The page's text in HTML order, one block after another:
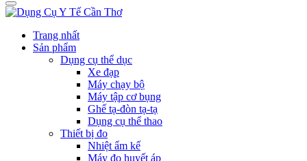
Trang nhất
Sản phẩm
Dụng cụ thể dục
Xe đạp
Máy chạy bộ
Máy tập cơ bụng
Ghế tạ-đòn tạ-tạ
Dụng cụ thể thao
Thiết bị đo
Nhiệt ẩm kế
Máy đo huyết áp